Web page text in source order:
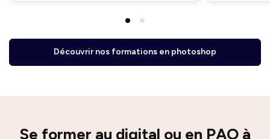
Découvrir nos formations en photoshop
Se former au digital ou en PAO à